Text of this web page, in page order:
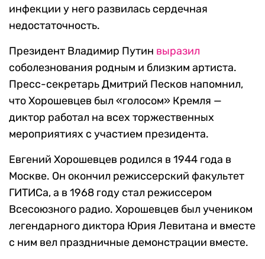
инфекции у него развилась сердечная
недостаточность.
Президент Владимир Путин выразил
соболезнования родным и близким артиста.
Пресс-секретарь Дмитрий Песков напомнил,
что Хорошевцев был «голосом» Кремля —
диктор работал на всех торжественных
мероприятиях с участием президента.
Евгений Хорошевцев родился в 1944 года в
Москве. Он окончил режиссерский факультет
ГИТИСа, а в 1968 году стал режиссером
Всесоюзного радио. Хорошевцев был учеником
легендарного диктора Юрия Левитана и вместе
с ним вел праздничные демонстрации вместе.